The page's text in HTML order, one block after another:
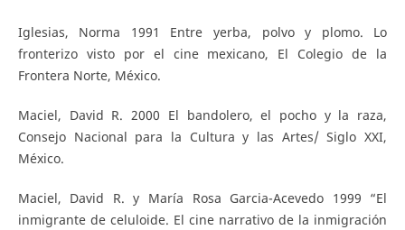
Iglesias, Norma 1991 Entre yerba, polvo y plomo. Lo
fronterizo visto por el cine mexicano, El Colegio de la
Frontera Norte, México.
Maciel, David R. 2000 El bandolero, el pocho y la raza,
Consejo Nacional para la Cultura y las Artes/ Siglo XXI,
México.
Maciel, David R. y María Rosa Garcia-Acevedo 1999 “El
inmigrante de celuloide. El cine narrativo de la inmigración